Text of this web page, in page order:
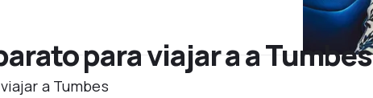
para viajar a a Tumbes
a Tumbes